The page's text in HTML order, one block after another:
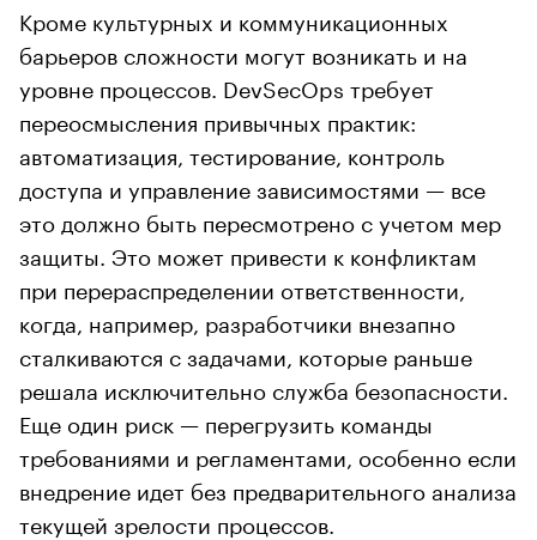
Кроме культурных и коммуникационных
барьеров сложности могут возникать и на
уровне процессов. DevSecOps требует
переосмысления привычных практик:
автоматизация, тестирование, контроль
доступа и управление зависимостями — все
это должно быть пересмотрено с учетом мер
защиты. Это может привести к конфликтам
при перераспределении ответственности,
когда, например, разработчики внезапно
сталкиваются с задачами, которые раньше
решала исключительно служба безопасности.
Еще один риск — перегрузить команды
требованиями и регламентами, особенно если
внедрение идет без предварительного анализа
текущей зрелости процессов.